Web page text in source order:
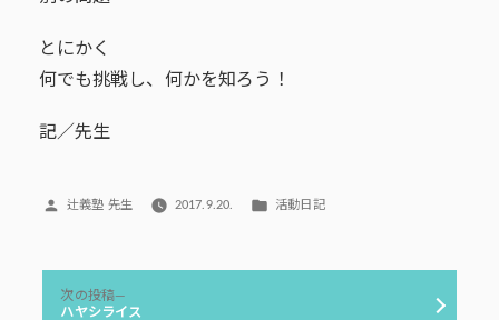
とにかく
何でも挑戦し、何かを知ろう！
記／先生
投
辻義塾 先生 2017.9.20.
カ
リ
活動日記
次の投稿
の
ハヤシライス